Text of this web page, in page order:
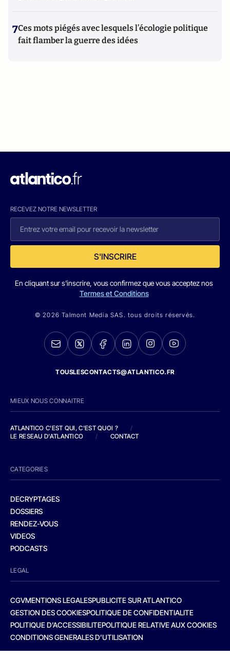
7Ces mots piégés avec lesquels l’écologie politique
fait flamber la guerre des idées
RECEVEZ NOTRE NEWSLETTER
S'INSCRIRE
En cliquant sur s'inscrire, vous confirmez que vous acceptez nos
Termes et Conditions
© 2026 Talmont Media SAS. tous droits réservés.
TOUSLESCONTACTS@ATLANTICO.FR
MIEUX NOUS CONNAITRE
ATLANTICO C'EST QUI, C'EST QUOI ?
/
LE RESEAU D'ATLANTICO
/ CONTACT
CATEGORIES
DECRYPTAGES
DOSSIERS
RENDEZ-VOUS
VIDEOS
PODCASTS
LEGAL
CGVMENTIONS LEGALESPUBLICITE SUR ATLANTICO
GESTION DES COOKIESPOLITIQUE DE CONFIDENTIALITE
POLITIQUE D’ACCESSIBILITEPOLITIQUE RELATIVE AUX COOKIES
CONDITIONS GENERALES D’UTILISATION